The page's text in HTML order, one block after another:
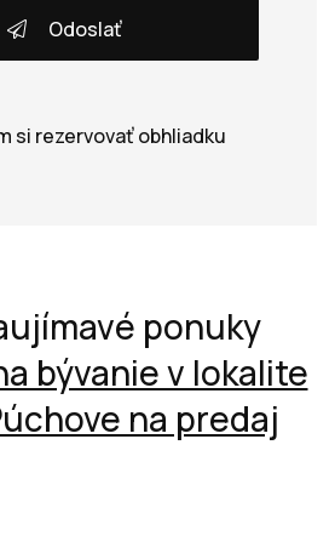
Odoslať
si rezervovať obhliadku
ponuky
bývanie v lokalite
na predaj